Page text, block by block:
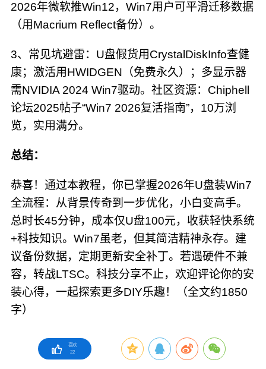
2026年微软推Win12，Win7用户可平滑迁移数据
（用Macrium Reflect备份）。
3、常见坑避雷：U盘假货用CrystalDiskInfo查健
康；激活用HWIDGEN（免费永久）；多显示器
需NVIDIA 2024 Win7驱动。社区资源：Chiphell
论坛2025帖子“Win7 2026复活指南”，10万浏
览，实用满分。
总结：
恭喜！通过本教程，你已掌握2026年U盘装Win7
全流程：从背景传奇到一步优化，小白变高手。
总时长45分钟，成本仅U盘100元，收获轻快系统
+科技知识。Win7虽老，但其简洁精神永存。建
议备份数据，定期更新安全补丁。若遇硬件不兼
容，转战LTSC。科技分享不止，欢迎评论你的安
装心得，一起探索更多DIY乐趣！（全文约1850
字）
喜欢
22